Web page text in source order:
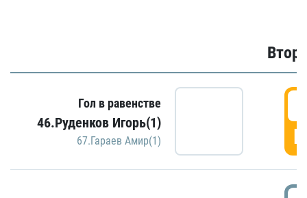
Гол в равенстве
46.Руденков Игорь(1)
67.Гараев Амир(1)